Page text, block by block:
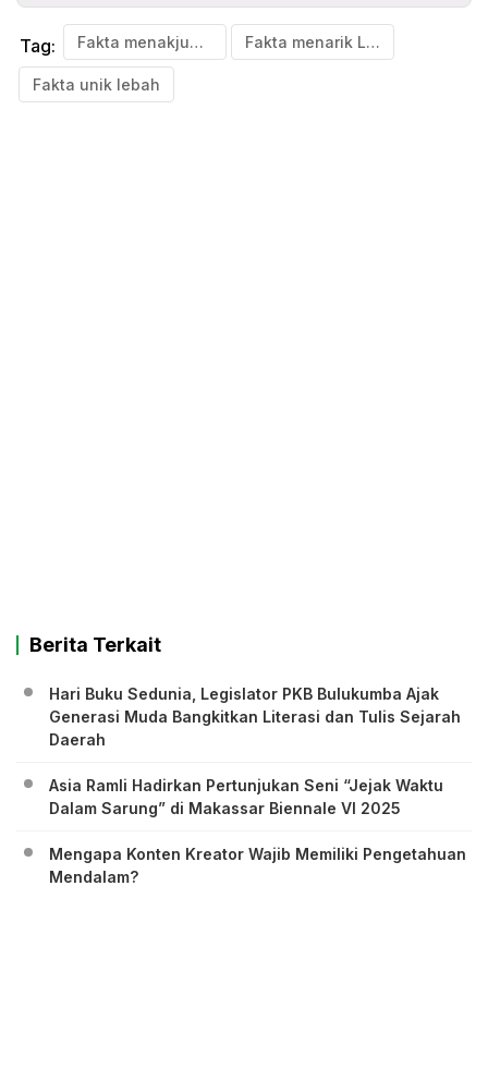
Tag: Fakta menakjubkan lebah Fakta menarik Lebah
Fakta unik lebah
Berita Terkait
Hari Buku Sedunia, Legislator PKB Bulukumba Ajak
Generasi Muda Bangkitkan Literasi dan Tulis Sejarah
Daerah
Asia Ramli Hadirkan Pertunjukan Seni “Jejak Waktu
Dalam Sarung” di Makassar Biennale VI 2025
Mengapa Konten Kreator Wajib Memiliki Pengetahuan
Mendalam?